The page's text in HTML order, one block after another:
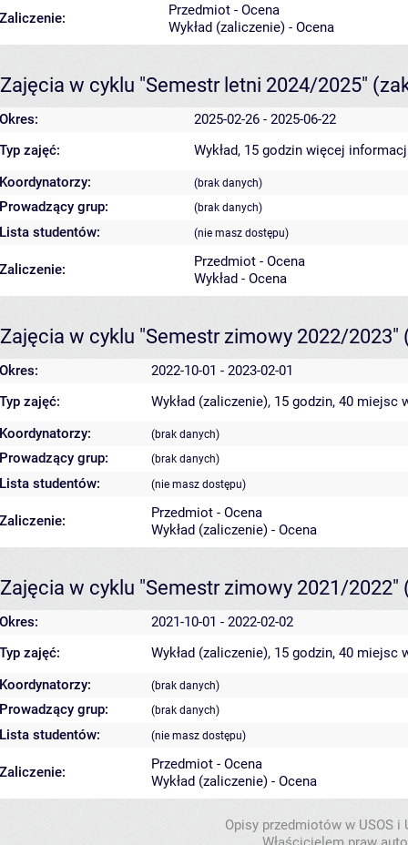
Zaliczenie:
Przedmiot - Ocena
Wykład (zaliczenie) - Ocena
Zajęcia w cyklu "Semestr letni 2024/2025"
Okres:
2025-02-26 - 2025-06-22
Typ zajęć:
Wykład, 15 godzin więcej
Koordynatorzy:
(brak danych)
Prowadzący grup: (brak danych)
Lista studentów: (nie masz dostępu)
Zaliczenie:
Przedmiot - Ocena
Wykład - Ocena
Zajęcia w cyklu "Semestr zimowy 2022/2023"
Okres:
2022-10-01 - 2023-02-01
Typ zajęć:
Wykład (zaliczenie), 15 godzin, 40 miejsc
Koordynatorzy:
(brak danych)
Prowadzący grup: (brak danych)
Lista studentów: (nie masz dostępu)
Zaliczenie:
Przedmiot - Ocena
Wykład (zaliczenie) - Ocena
Zajęcia w cyklu "Semestr zimowy 2021/2022"
Okres:
2021-10-01 - 2022-02-02
Typ zajęć:
Wykład (zaliczenie), 15 godzin, 40 miejsc
Koordynatorzy:
(brak danych)
Prowadzący grup: (brak danych)
Lista studentów: (nie masz dostępu)
Zaliczenie:
Przedmiot - Ocena
Wykład (zaliczenie) - Ocena
Opisy przedmiotów w USOS